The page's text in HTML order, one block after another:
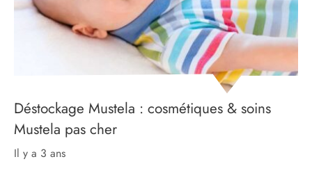
Déstockage Mustela : cosmétiques & soins
Mustela pas cher
il y a 3 ans